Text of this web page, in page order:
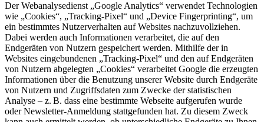
Der Webanalysedienst „Google Analytics“ verwendet Technologien
wie „Cookies“, „Tracking-Pixel“ und „Device Fingerprinting“, um
ein bestimmtes Nutzerverhalten auf Websites nachzuvollziehen.
Dabei werden auch Informationen verarbeitet, die auf den
Endgeräten von Nutzern gespeichert werden. Mithilfe der in
Websites eingebundenen „Tracking-Pixel“ und den auf Endgeräten
von Nutzern abgelegten „Cookies“ verarbeitet Google die erzeugten
Informationen über die Benutzung unserer Website durch Endgeräte
von Nutzern und Zugriffsdaten zum Zwecke der statistischen
Analyse – z. B. dass eine bestimmte Webseite aufgerufen wurde
oder Newsletter-Anmeldung stattgefunden hat. Zu diesem Zweck